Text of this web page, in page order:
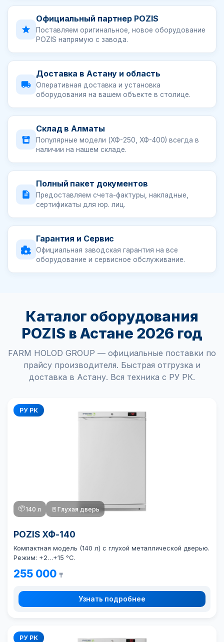
Официальный партнер POZIS
Поставляем оригинальное, новое оборудование
POZIS напрямую с завода.
Доставка в Астану и область
Оперативная доставка и установка
оборудования на вашем объекте в столице.
Склад в Алматы
Популярные модели (ХФ-250, ХФ-400) всегда в
наличии на нашем складе.
Полный пакет документов
Предоставляем счета-фактуры, накладные,
сертификаты для юр. лиц.
Гарантия и Сервис
Официальная заводская гарантия на все
оборудование и сервисное обслуживание.
Каталог оборудования
POZIS в Астане 2026 год
FARM HOLOD GROUP — официальные поставки по
прайсу производителя. Быстрая отгрузка и
доставка в Астану. Вся техника с РУ РК.
РУ РК
📦140 л 🚪 Глухая дверь
POZIS ХФ-140
Компактная модель (140 л) с глухой металлической дверью.
Режим: +2…+15 °C.
255 000 ₸
Узнать подробнее
РУ РК